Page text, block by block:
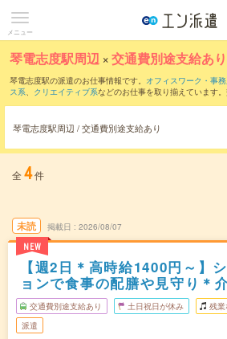
メニュー
琴電志度駅周辺 ×交通費別途支給あり
琴電志度駅の派遣のお仕事情報です。 オフィスワーク・事
ス系、 クリエイティブ系などのお仕事を取り揃えています
琴電志度駅周辺 / 交通費別途支給あり
全 4件
未読
NEW
掲載日 2026/08/07
【週2日＊高時給1400円～】
ョンで食事の配膳や見守り＊
交通費別途支給あり 土日祝日が休み 残業
派遣